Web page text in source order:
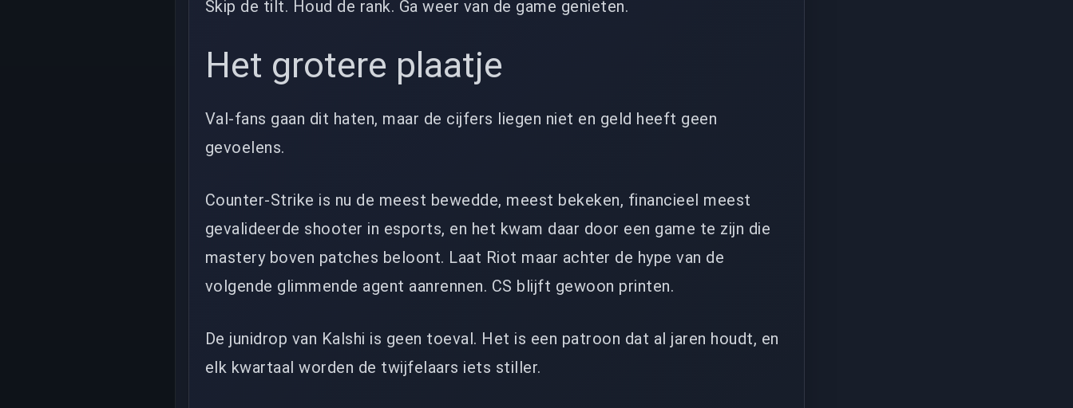
Skip de tilt. Houd de rank. Ga weer van de game genieten.
Het grotere plaatje
Val-fans gaan dit haten, maar de cijfers liegen niet en geld heeft geen
gevoelens.
Counter-Strike is nu de meest bewedde, meest bekeken, financieel meest
gevalideerde shooter in esports, en het kwam daar door een game te zijn die
mastery boven patches beloont. Laat Riot maar achter de hype van de
volgende glimmende agent aanrennen. CS blijft gewoon printen.
De junidrop van Kalshi is geen toeval. Het is een patroon dat al jaren houdt, en
elk kwartaal worden de twijfelaars iets stiller.